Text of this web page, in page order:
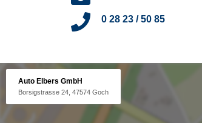
0 28 23 / 50 85
Auto Elbers GmbH
Borsigstrasse 24, 47574 Goch